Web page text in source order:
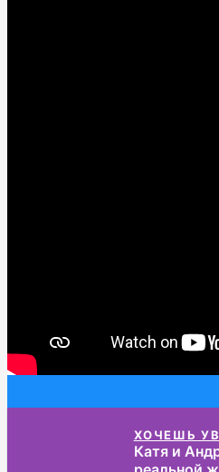
ХОЧЕШЬ
Катя и